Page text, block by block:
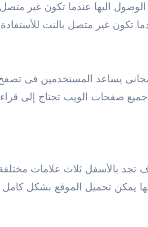
اليها عندما تكون غير
تكون غير متصل بالنت
يساعد المستخدمين فى تصفح
صفحات الويب تحتاج إلى
تجد بالأسفل ثلاث علامات
يمكن تحميل الموقع بشكل